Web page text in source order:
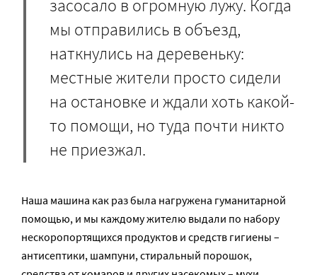
засосало в огромную лужу. Когда
мы отправились в объезд,
наткнулись на деревеньку:
местные жители просто сидели
на остановке и ждали хоть какой-
то помощи, но туда почти никто
не приезжал.
Наша машина как раз была нагружена гуманитарной
помощью, и мы каждому жителю выдали по набору
нескоропортящихся продуктов и средств гигиены –
антисептики, шампуни, стиральный порошок,